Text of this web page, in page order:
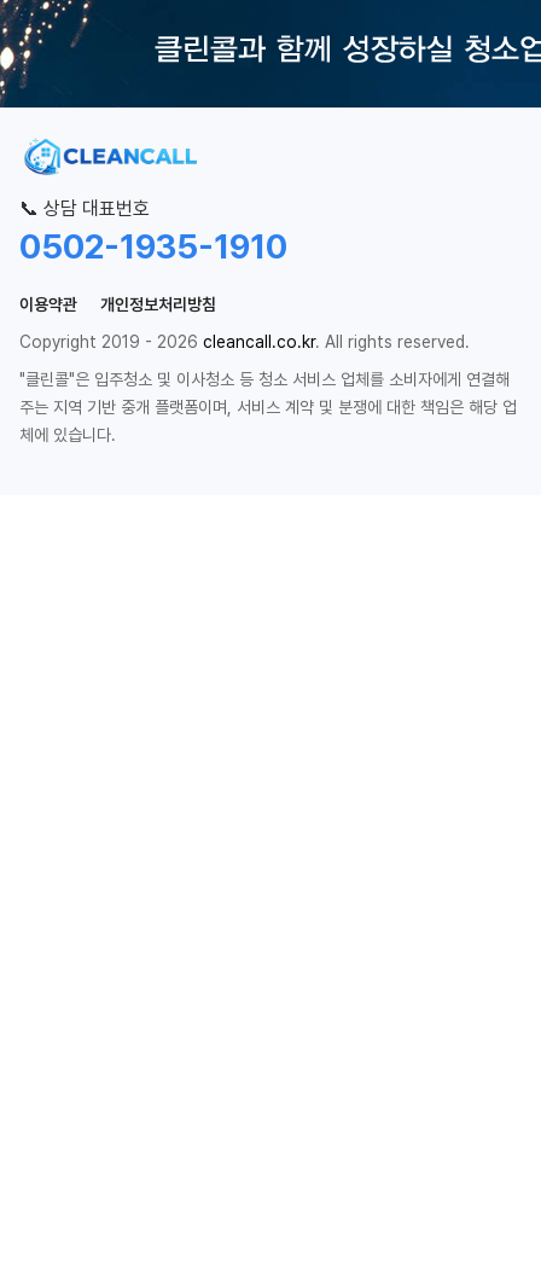
📞 상담 대표번호
0502-1935-1910
이용약관
개인정보처리방침
Copyright 2019 - 2026 cleancall.co.kr. All rights reserved.
"클린콜"은 입주청소 및 이사청소 등 청소 서비스 업체를 소비자에게 연결해
주는 지역 기반 중개 플랫폼이며, 서비스 계약 및 분쟁에 대한 책임은 해당 업
체에 있습니다.